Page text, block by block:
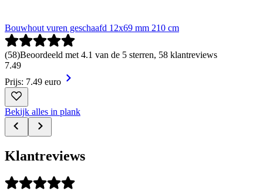
Bouwhout vuren geschaafd 12x69 mm 210 cm
(58)Beoordeeld met 4.1 van de 5 sterren, 58 klantreviews
7.49
Prijs: 7.49 euro
Bekijk alles in plank
Klantreviews